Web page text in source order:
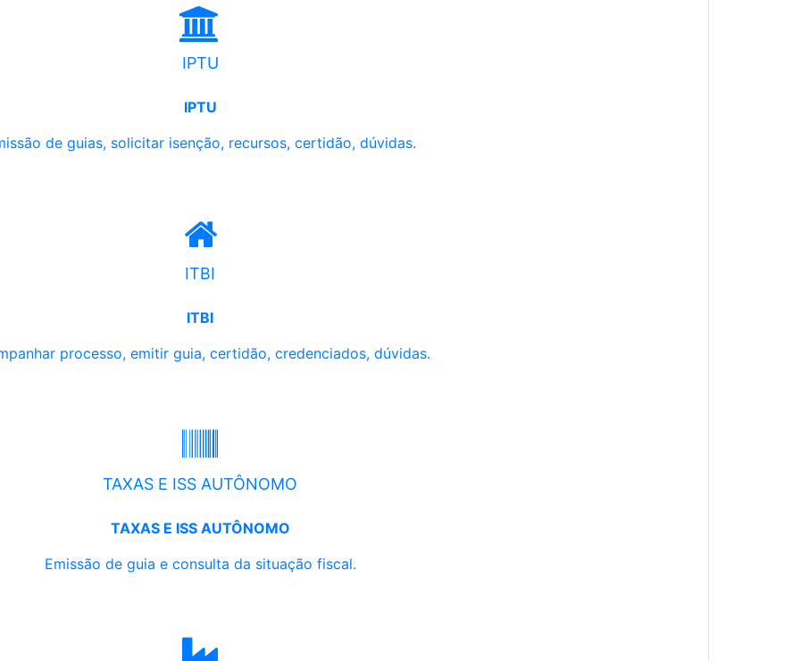
IPTU
IPTU
de guias, solicitar isenção, recursos, certidão, dúvidas.
ITBI
ITBI
processo, emitir guia, certidão, credenciados, dúvidas.
TAXAS E ISS AUTÔNOMO
TAXAS E ISS AUTÔNOMO
Emissão de guia e consulta da situação fiscal.